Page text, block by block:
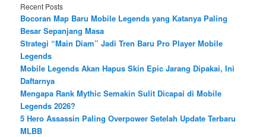
Recent Posts
Bocoran Map Baru Mobile Legends yang Katanya Paling
Besar Sepanjang Masa
Strategi “Main Diam” Jadi Tren Baru Pro Player Mobile
Legends
Mobile Legends Akan Hapus Skin Epic Jarang Dipakai, Ini
Daftarnya
Mengapa Rank Mythic Semakin Sulit Dicapai di Mobile
Legends 2026?
5 Hero Assassin Paling Overpower Setelah Update Terbaru
MLBB